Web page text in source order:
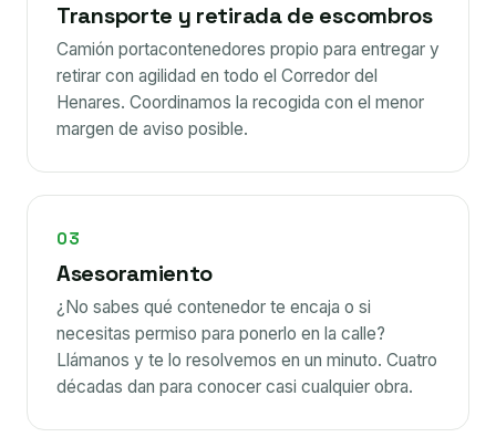
Transporte y retirada de escombros
Camión portacontenedores propio para entregar y
retirar con agilidad en todo el Corredor del
Henares. Coordinamos la recogida con el menor
margen de aviso posible.
03
Asesoramiento
¿No sabes qué contenedor te encaja o si
necesitas permiso para ponerlo en la calle?
Llámanos y te lo resolvemos en un minuto. Cuatro
décadas dan para conocer casi cualquier obra.